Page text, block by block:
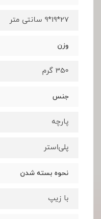
27*19*9 سانتی متر
وزن
350 گرم
جنس
پارچه
پلی‌استر
نحوه بسته شدن
با زیپ